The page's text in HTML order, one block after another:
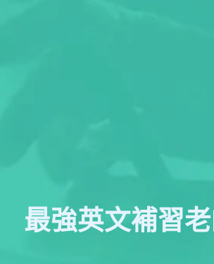
最強英文補習